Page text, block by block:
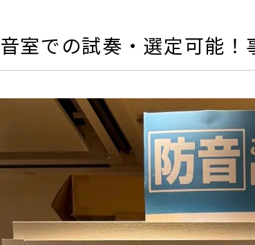
室での試奏・選定可能